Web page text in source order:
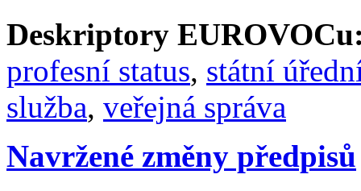
Deskriptory
profesní status, státní
služba, veřejná správa
Navržené změny předpisů